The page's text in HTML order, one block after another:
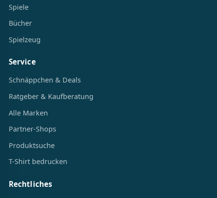
Spiele
Bücher
Spielzeug
Service
Schnäppchen & Deals
Ratgeber & Kaufberatung
Alle Marken
Partner-Shops
Produktsuche
T-Shirt bedrucken
Rechtliches